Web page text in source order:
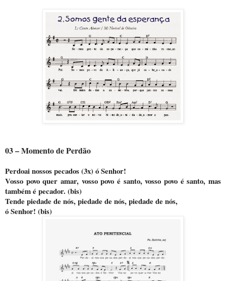
03 – Momento de Perdão
Perdoai nossos pecados (3x) ó Senhor!
Vosso povo quer amar, vosso povo é santo, vosso povo é santo, mas
também é pecador. (bis)
Tende piedade de nós, piedade de nós, piedade de nós,
ó Senhor! (bis)